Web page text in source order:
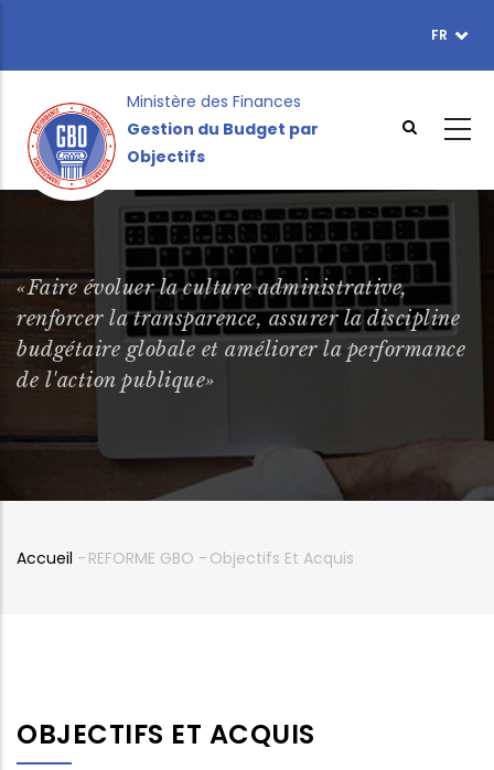
contenu
FR
Ministère des Finances
Gestion du Budget par
Objectifs
«Faire évoluer la culture administrative,
renforcer la transparence, assurer la discipline
budgétaire globale et améliorer la performance
de l'action publique»
Accueil - REFORME GBO - Objectifs Et Acquis
OBJECTIFS ET ACQUIS